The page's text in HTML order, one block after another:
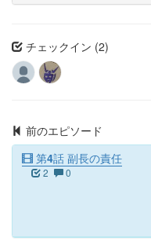
チェックイン (2)
前のエピソード
第4話 副長の責任
2 0